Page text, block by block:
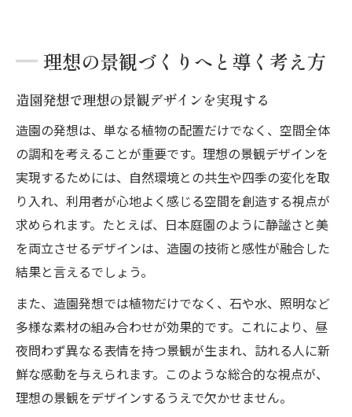
理想の景観づくりへと導く考え方
造園発想で理想の景観デザインを実現する
造園の発想は、単なる植物の配置だけでなく、空間全体
の調和を考えることが重要です。理想の景観デザインを
実現するためには、自然環境との共生や四季の変化を取
り入れ、利用者が心地よく感じる空間を創造する視点が
求められます。たとえば、日本庭園のように静謐さと美
を両立させるデザインは、造園の技術と感性が融合した
結果と言えるでしょう。
また、造園発想では植物だけでなく、石や水、照明など
多様な素材の組み合わせが効果的です。これにより、昼
夜問わず異なる表情を持つ景観が生まれ、訪れる人に新
鮮な感動を与えられます。このような総合的な視点が、
理想の景観をデザインするうえで欠かせません。